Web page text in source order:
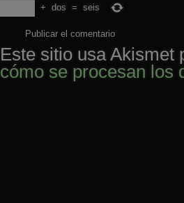
+ dos = seis
Este sitio usa
cómo se procesan los